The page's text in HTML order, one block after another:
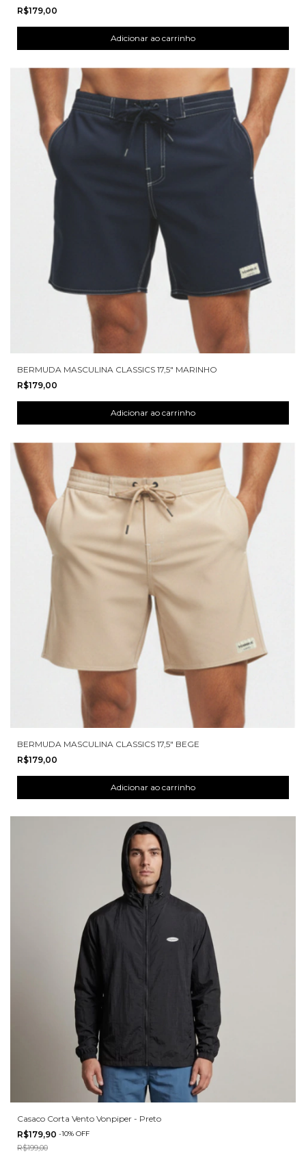
R$179,00
BERMUDA MASCULINA CLASSICS 17,5" MARINHO
R$179,00
BERMUDA MASCULINA CLASSICS 17,5" BEGE
R$179,00
Casaco Corta Vento Vonpiper - Preto
R$179,90 -10% OFF
R$199,00